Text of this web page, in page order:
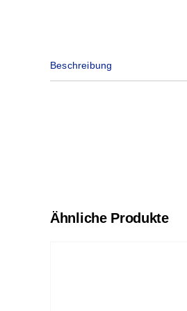
Beschreibung
Ähnliche Produkte